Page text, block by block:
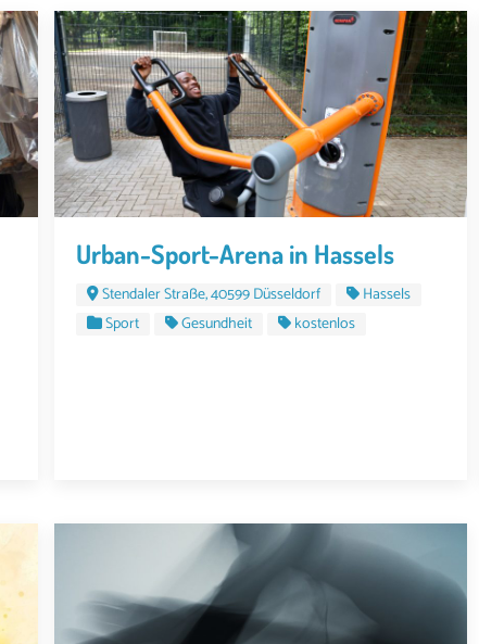
Urban-Sport-Arena in Hassels
Stendaler Straße, 40599 Düsseldorf
Hassels
Sport
Gesundheit kostenlos